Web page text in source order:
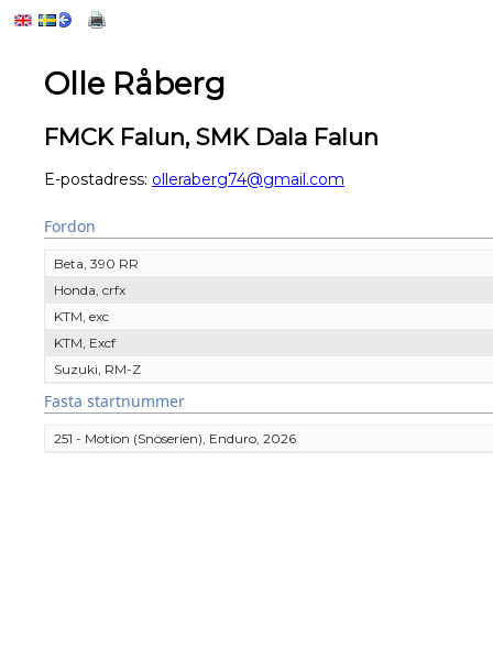
Olle Råberg
FMCK Falun, SMK Dala Falun
E-postadress: olleraberg74@gmail.com
Fordon
Beta, 390 RR
Honda, crfx
KTM, exc
KTM, Excf
Suzuki, RM-Z
Fasta startnummer
251 - Motion (Snöserien), Enduro, 2026